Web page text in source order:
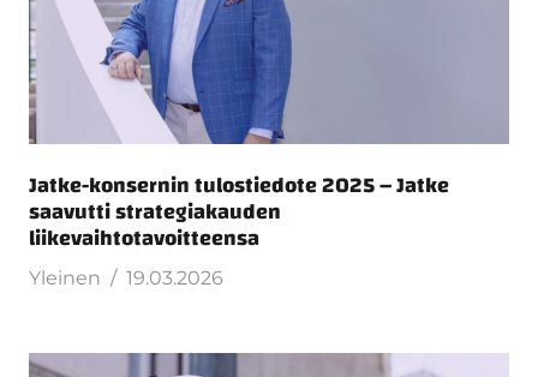
Jatke-konsernin tulostiedote 2025 – Jatke
saavutti strategiakauden
liikevaihtotavoitteensa
Yleinen 19.03.2026